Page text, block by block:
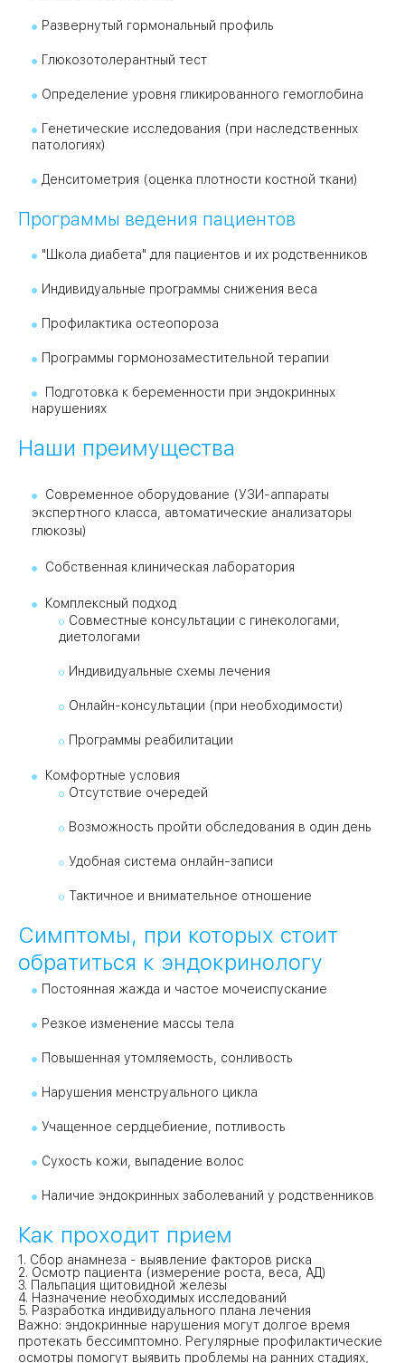
Развернутый гормональный профиль
Глюкозотолерантный тест
Определение уровня гликированного гемоглобина
Генетические исследования (при наследственных
патологиях)
Денситометрия (оценка плотности костной ткани)
Программы ведения пациентов
"Школа диабета" для пациентов и их родственников
Индивидуальные программы снижения веса
Профилактика остеопороза
Программы гормонозаместительной терапии
Подготовка к беременности при эндокринных
нарушениях
Наши преимущества
Современное оборудование (УЗИ-аппараты
экспертного класса, автоматические анализаторы
глюкозы)
Собственная клиническая лаборатория
Комплексный подход
Совместные консультации с гинекологами,
диетологами
Индивидуальные схемы лечения
Онлайн-консультации (при необходимости)
Программы реабилитации
Комфортные условия
Отсутствие очередей
Возможность пройти обследования в один день
Удобная система онлайн-записи
Тактичное и внимательное отношение
Симптомы, при которых стоит
обратиться к эндокринологу
Постоянная жажда и частое мочеиспускание
Резкое изменение массы тела
Повышенная утомляемость, сонливость
Нарушения менструального цикла
Учащенное сердцебиение, потливость
Сухость кожи, выпадение волос
Наличие эндокринных заболеваний у родственников
Как проходит прием
1. Сбор анамнеза - выявление факторов риска
2. Осмотр пациента (измерение роста, веса, АД)
3. Пальпация щитовидной железы
4. Назначение необходимых исследований
5. Разработка индивидуального плана лечения
Важно: эндокринные нарушения могут долгое время
протекать бессимптомно. Регулярные профилактические
осмотры помогут выявить проблемы на ранних стадиях,